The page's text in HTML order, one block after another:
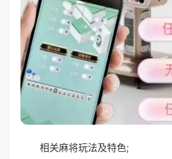
相关麻将玩法及特色;